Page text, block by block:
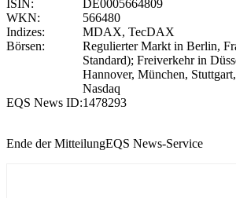
ISIN:
DE0005664809
WKN:
566480
Indizes:
MDAX, TecDAX
Börsen:
Regulierter Markt in Berlin,
Standard); Freiverkehr in
Hannover, München,
Nasdaq
EQS News ID:1478293
Ende der MitteilungEQS News-Service